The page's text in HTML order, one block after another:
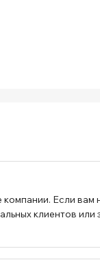
Если
клиентов или